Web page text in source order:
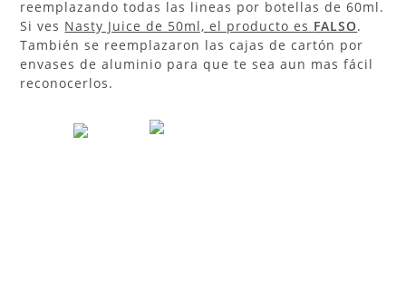
reemplazando todas las lineas por botellas de 60ml.
Si ves Nasty Juice de 50ml, el producto es FALSO.
También se reemplazaron las cajas de cartón por
envases de aluminio para que te sea aun mas fácil
reconocerlos.